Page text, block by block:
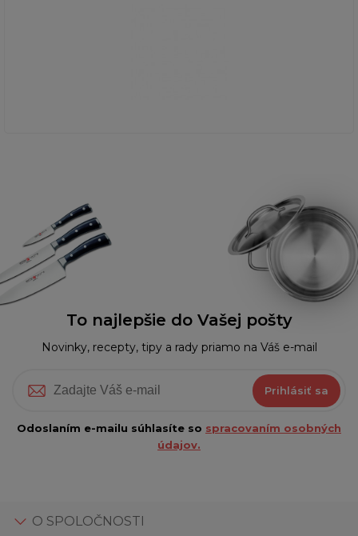
To najlepšie do Vašej pošty
Novinky, recepty, tipy a rady priamo na Váš e-mail
Prihlásiť sa
Odoslaním e-mailu súhlasíte so spracovaním osobných
údajov.
O SPOLOČNOSTI